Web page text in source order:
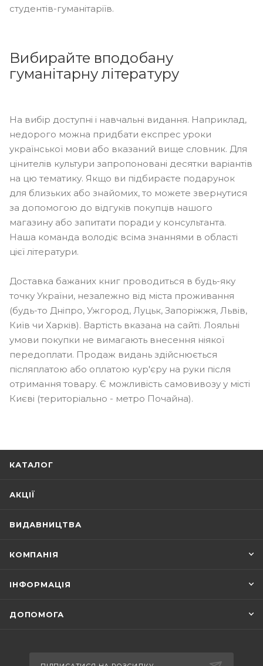
студентів-гуманітаріїв.
Вибирайте вподобану
гуманітарну літературу
На вибір доступні і навчальні видання. Наприклад,
недорого можна придбати експрес уроки
української мови або вказаний вище словник. Для
цінителів культури запропоновані десятки варіантів
на цю тематику. Якщо ви підбираєте подарунок
для близьких або знайомих, то можете звернутися
за допомогою до відгуків покупців нашого
магазину або запитати поради у консультанта.
Наша команда володіє всіма знаннями в області
цієї літератури.
Доставка бажаних книг проводиться в будь-яку
точку України, незалежно від міста проживання
(будь-то Дніпро, Ужгород, Луцьк, Запоріжжя, Львів,
Київ чи Харків). Вартість вказана на сайті. Лояльні
умови покупки не вимагають внесення ніякої
передоплати. Продаж видань здійснюється
післяплатою або оплатою кур'єру на руки після
отримання товару. Є можливість самовивозу у місті
Києві (територіально - метро Почайна).
КАТАЛОГ
АКЦІЇ
ВИДАВНИЦТВА
КОМПАНІЯ
ІНФОРМАЦІЯ
ДОПОМОГА